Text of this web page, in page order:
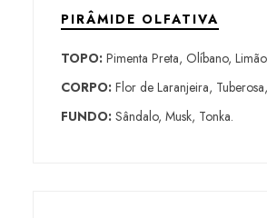
PIRÂMIDE OLFATIVA
TOPO:Pimenta Preta, Olíbano, Limão.
CORPO:Flor de Laranjeira,
FUNDO:Sândalo, Musk, Tonka.